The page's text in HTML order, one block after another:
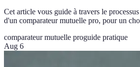
Cet article vous guide à travers le
d'un comparateur mutuelle pro, pour un
comparateur mutuelle proguide pratique
Aug 6